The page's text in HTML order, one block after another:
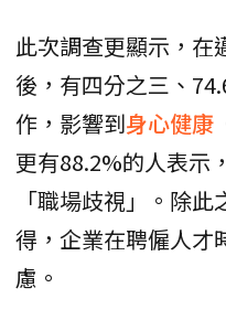
此次調查更顯示，在
後，有四分之三、
作，影響到身心健康
更有88.2%的人表示
「職場歧視」。除
得，企業在聘僱人才
慮。